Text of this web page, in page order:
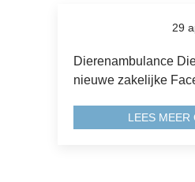
29
Dierenambulance
nieuwe zakelijke
LEES MEER